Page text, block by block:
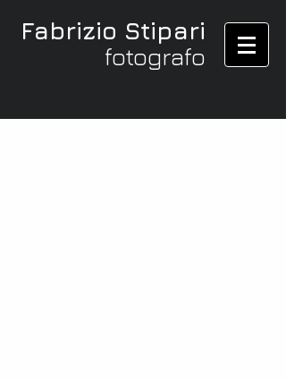
Fabrizio Stipari
fotografo